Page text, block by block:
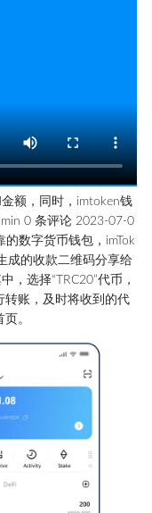
额，同时，imtoken钱
0 条评论 2023-07-0
的数字货币钱包，imTok
成的收款二维码分享给
，选择“TRC20”代币，
转账，及时将收到的代
。